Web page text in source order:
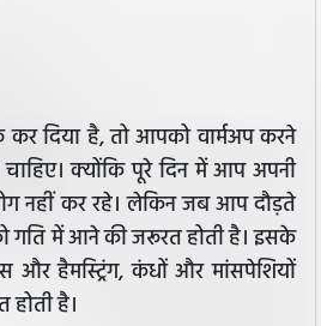
दिया है, तो आपको वार्मअप करने
क्योंकि पूरे दिन में आप अपनी
नहीं कर रहे। लेकिन जब आप दौड़ते
गति में आने की जरूरत होती है। इसके
हैमस्ट्रिंग, कंधों और मांसपेशियों
है।